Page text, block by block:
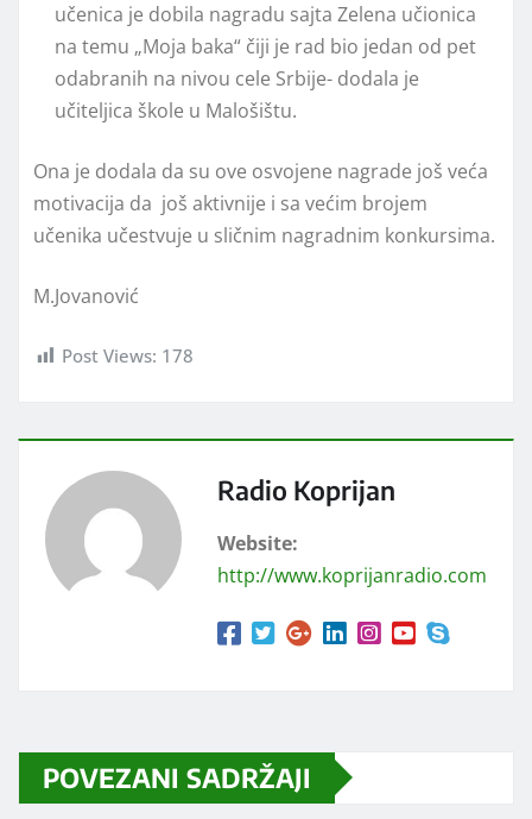
učenica je dobila nagradu sajta Zelena učionica
na temu „Moja baka“ čiji je rad bio jedan od pet
odabranih na nivou cele Srbije- dodala je
učiteljica škole u Malošištu.
Ona je dodala da su ove osvojene nagrade još veća
motivacija da još aktivnije i sa većim brojem
učenika učestvuje u sličnim nagradnim konkursima.
M.Jovanović
Post Views: 178
Radio Koprijan
Website:
http://www.koprijanradio.com
POVEZANI SADRŽAJI